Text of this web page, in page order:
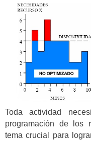
Toda actividad
programación de los
tema crucial para